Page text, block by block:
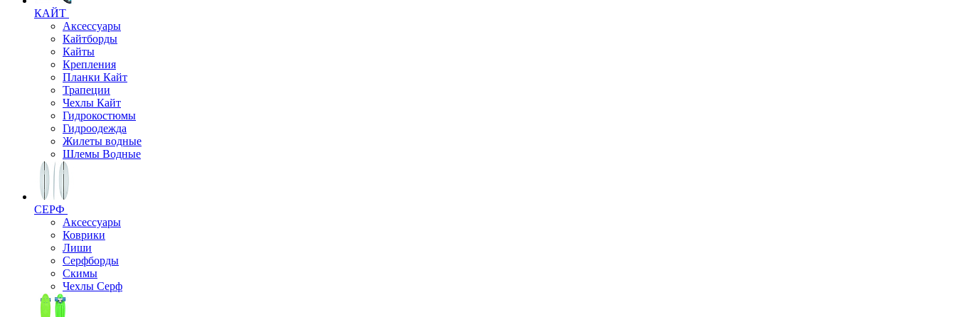
КАЙТ
Аксессуары
Кайтборды
Кайты
Крепления
Планки Кайт
Трапеции
Чехлы Кайт
Гидрокостюмы
Гидроодежда
Жилеты водные
Шлемы Водные
СЕРФ
Аксессуары
Коврики
Лиши
Серфборды
Скимы
Чехлы Cерф